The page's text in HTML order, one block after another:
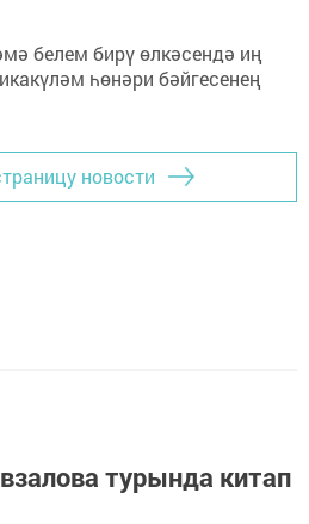
новости
турында китап